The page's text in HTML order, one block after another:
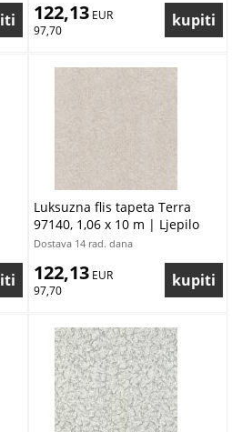
122,13 EUR
97,70
Luksuzna flis tapeta Terra
97140, 1,06 x 10 m | Ljepilo
besplatno
Dostava 14 rad. dana
122,13 EUR
97,70